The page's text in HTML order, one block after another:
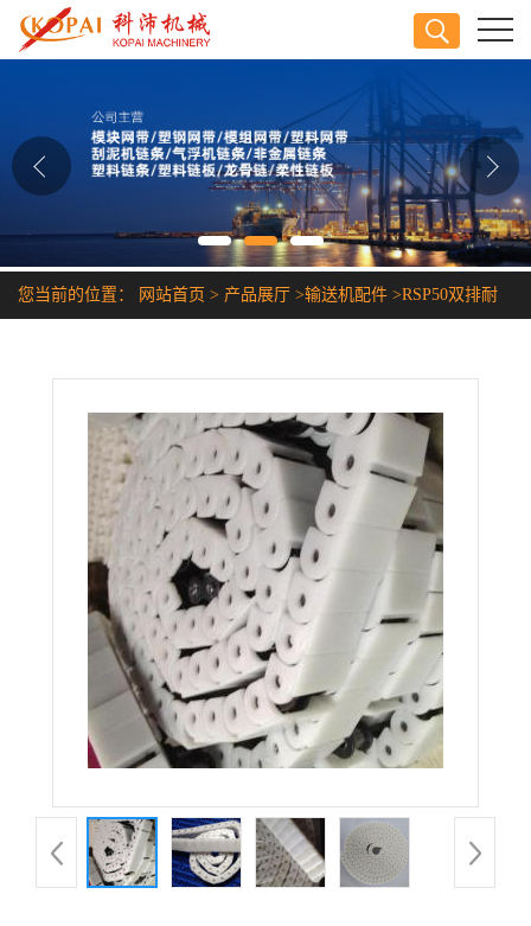
公司介绍
公司动态
证书荣誉
您当前的位置： 网站首页 > 产品展厅 >输送机配件 >RSP50双排耐